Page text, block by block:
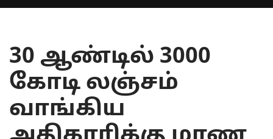
30 ஆண்டில் 3000
கோடி லஞ்சம்
வாங்கிய